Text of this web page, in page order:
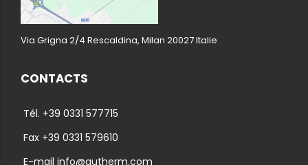
Via Grigna 2/4 Rescaldina, Milan 20027 Italie
CONTACTS
Tél. +39 0331 577715
Fax +39 0331 579610
E-mail info@gutherm.com